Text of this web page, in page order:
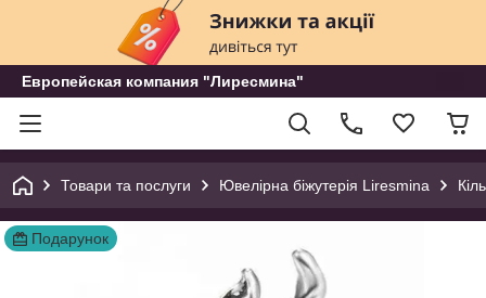
Европейская компания "Лиресмина"
Товари та послуги Ювелірна біжутерія Liresmina
Подарунок